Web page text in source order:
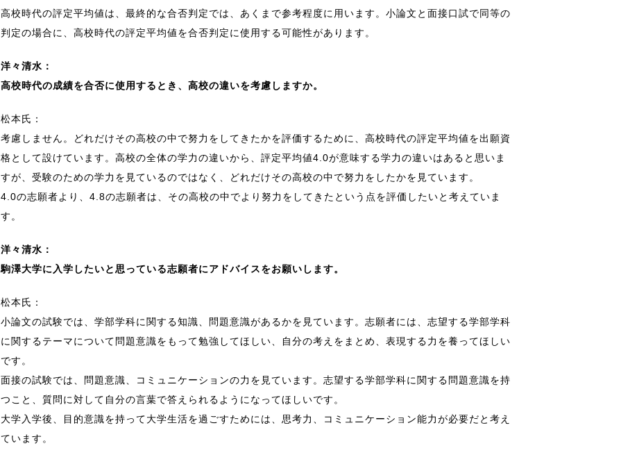
高校時代の評定平均値は、最終的な合否判定では、あくまで参考程度に用います。小論文と面接口試で同等の
判定の場合に、高校時代の評定平均値を合否判定に使用する可能性があります。
洋々清水：
高校時代の成績を合否に使用するとき、高校の違いを考慮しますか。
松本氏：
考慮しません。どれだけその高校の中で努力をしてきたかを評価するために、高校時代の評定平均値を出願資
格として設けています。高校の全体の学力の違いから、評定平均値4.0が意味する学力の違いはあると思いま
すが、受験のための学力を見ているのではなく、どれだけその高校の中で努力をしたかを見ています。
4.0の志願者より、4.8の志願者は、その高校の中でより努力をしてきたという点を評価したいと考えていま
す。
洋々清水：
駒澤大学に入学したいと思っている志願者にアドバイスをお願いします。
松本氏：
小論文の試験では、学部学科に関する知識、問題意識があるかを見ています。志願者には、志望する学部学科
に関するテーマについて問題意識をもって勉強してほしい、自分の考えをまとめ、表現する力を養ってほしい
です。
面接の試験では、問題意識、コミュニケーションの力を見ています。志望する学部学科に関する問題意識を持
つこと、質問に対して自分の言葉で答えられるようになってほしいです。
大学入学後、目的意識を持って大学生活を過ごすためには、思考力、コミュニケーション能力が必要だと考え
ています。